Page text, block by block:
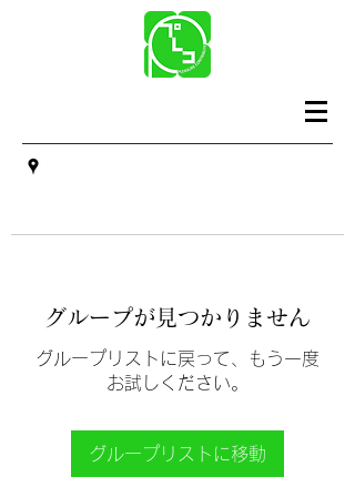
グループが見つかりません
グループリストに戻って、もう一度
お試しください。
グループリストに移動